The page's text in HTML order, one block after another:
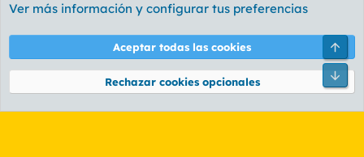
Cookies
PL OLDSTYLE AMARILLO
Términos y reglas Política de privacidad Ayuda
Community platform by XenForo® © 2010-2026 XenForo Ltd.
Ver más información y configurar tus preferencias
Aceptar todas las cookies
Rechazar cookies opcionales
Pie